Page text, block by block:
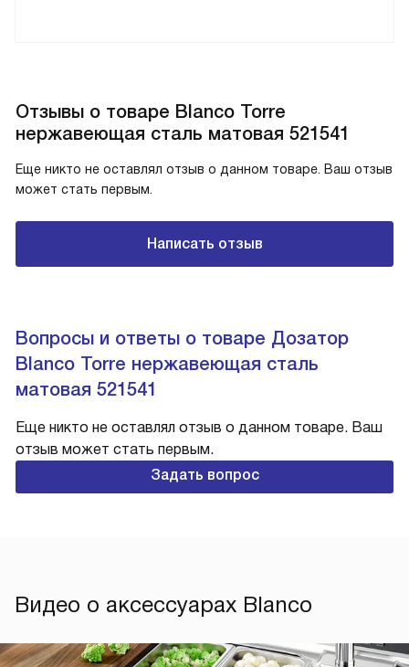
Отзывы о товаре Blanco Torre
нержавеющая сталь матовая 521541
Еще никто не оставлял отзыв о данном товаре. Ваш отзыв
может стать первым.
Написать отзыв
Вопросы и ответы о товаре Дозатор
Blanco Torre нержавеющая сталь
матовая 521541
Еще никто не оставлял отзыв о данном товаре. Ваш
отзыв может стать первым.
Задать вопрос
Видео о аксессуарах Blanco